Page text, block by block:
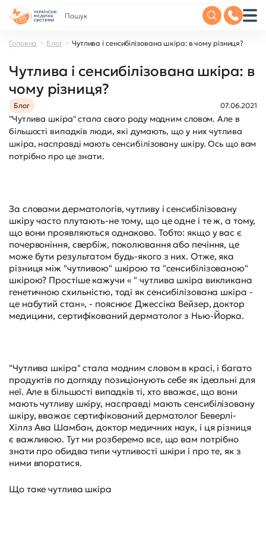
Головна Блог Чутлива і сенсибілізована шкіра: в чому різниця?
Чутлива і сенсибілізована шкіра: в
чому різниця?
Блог 07.06.2021
"Чутлива шкіра" стала свого роду модним словом. Але в
більшості випадків люди, які думають, що у них чутлива
шкіра, насправді мають сенсибілізовану шкіру. Ось що вам
потрібно про це знати.
За словами дерматологів, чутливу і сенсибілізовану
шкіру часто плутають-не тому, що це одне і те ж, а тому,
що вони проявляються однаково. Тобто: якщо у вас є
почервоніння, свербіж, поколювання або печіння, це
може бути результатом будь-якого з них. Отже, яка
різниця між "чутливою" шкірою та "сенсибілізованою"
шкірою? Простіше кажучи « " чутлива шкіра викликана
генетичною схильністю, тоді як сенсибілізована шкіра -
це набутий стан», - пояснює Джессіка Вейзер, доктор
медицини, сертифікований дерматолог з Нью-Йорка.
"Чутлива шкіра" стала модним словом в красі, і багато
продуктів по догляду позиціонують себе як ідеальні для
неї. Але в більшості випадків ті, хто вважає, що вони
мають чутливу шкіру, насправді мають сенсибілізовану
шкіру, вважає сертифікований дерматолог Беверлі-
Хіллз Ава Шамбан, доктор медичних наук, і ця різниця
є важливою. Тут ми розберемо все, що вам потрібно
знати про обидва типи чутливості шкіри і про те, як з
ними впоратися.
Що таке чутлива шкіра